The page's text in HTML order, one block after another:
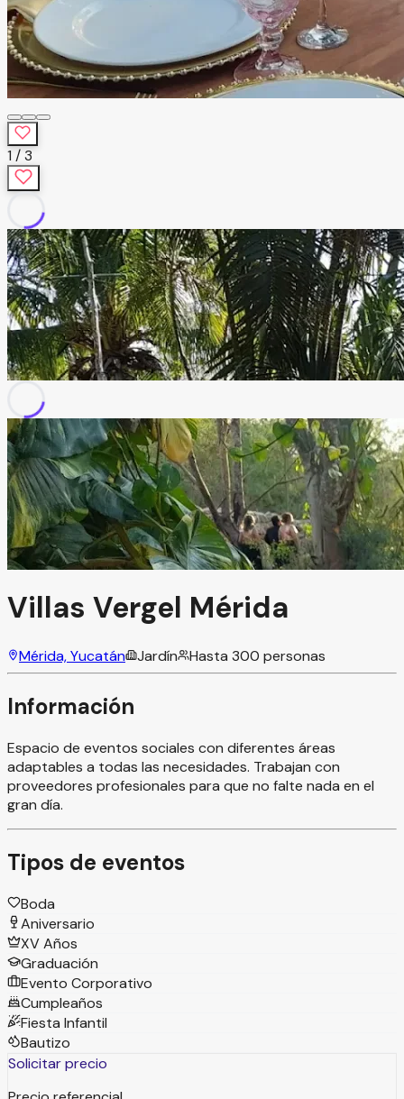
1 /3
Villas Vergel Mérida
Mérida, Yucatán Jardín Hasta 300 personas
Información
Espacio de eventos sociales con diferentes áreas
adaptables a todas las necesidades. Trabajan con
proveedores profesionales para que no falte nada en el
gran día.
Tipos de eventos
Boda
Aniversario
XV Años
Graduación
Evento Corporativo
Cumpleaños
Fiesta Infantil
Bautizo
Solicitar precio